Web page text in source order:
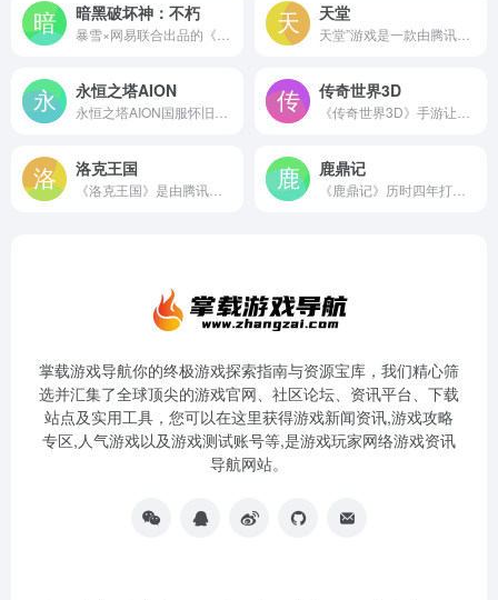
暗黑破坏神：不朽 天堂
永恒之塔AION 传奇世界3D
洛克王国 鹿鼎记
掌载游戏导航你的终极游戏探索指南与资源宝库，我们精心筛
选并汇集了全球顶尖的游戏官网、社区论坛、资讯平台、下载
站点及实用工具，您可以在这里获得游戏新闻资讯,游戏攻略
专区,人气游戏以及游戏测试账号等,是游戏玩家网络游戏资讯
导航网站。